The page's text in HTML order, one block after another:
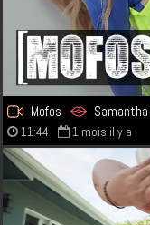
Mofos Samantha
11:44 1 mois il y a